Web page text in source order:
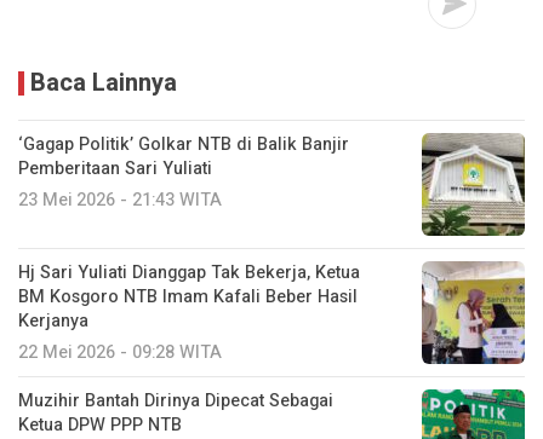
Baca Lainnya
‘Gagap Politik’ Golkar NTB di Balik Banjir
Pemberitaan Sari Yuliati
23 Mei 2026 - 21:43 WITA
Hj Sari Yuliati Dianggap Tak Bekerja, Ketua
BM Kosgoro NTB Imam Kafali Beber Hasil
Kerjanya
22 Mei 2026 - 09:28 WITA
Muzihir Bantah Dirinya Dipecat Sebagai
Ketua DPW PPP NTB